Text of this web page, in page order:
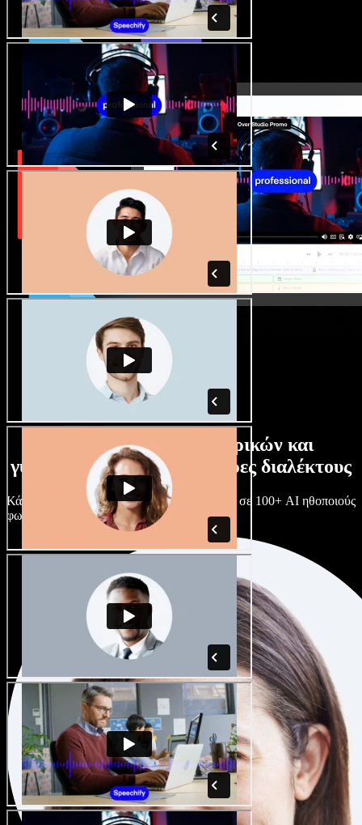
Τεράστια συλλογή ανδρικών και
γυναικείων φωνών με άπειρες διαλέκτους
Κάθε έργο είναι μοναδικό. Διάλεξε ανάμεσα σε 100+ AI ηθοποιούς
φωνής & διαλέκτους και κάν’ τους όπως θες.